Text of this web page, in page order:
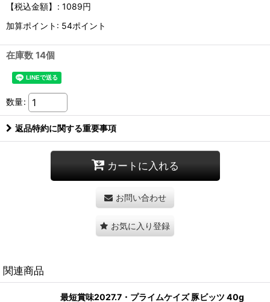
【税込金額】
: 1089円
加算ポイント: 54ポイント
在庫数 14個
数量:
返品特約に関する重要事項
カートに入れる
お問い合わせ
お気に入り登録
関連商品
最短賞味2027.7・プライムケイズ 豚ビッツ 40g